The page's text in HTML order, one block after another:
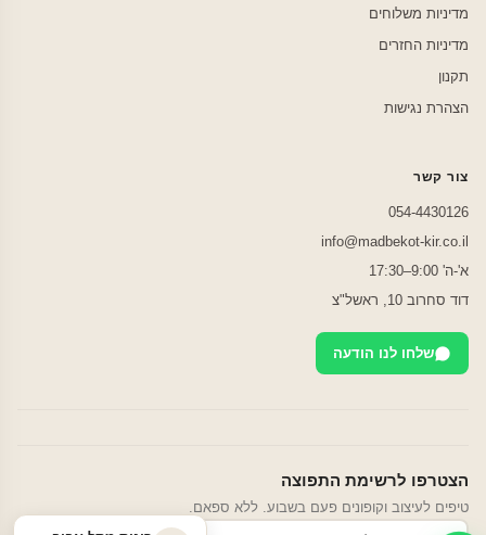
מדיניות משלוחים
מדיניות החזרים
תקנון
הצהרת נגישות
צור קשר
054-4430126
info@madbekot-kir.co.il
א'-ה' 9:00–17:30
דוד סחרוב 10, ראשל"צ
שלחו לנו הודעה
הצטרפו לרשימת התפוצה
טיפים לעיצוב וקופונים פעם בשבוע. ללא ספאם.